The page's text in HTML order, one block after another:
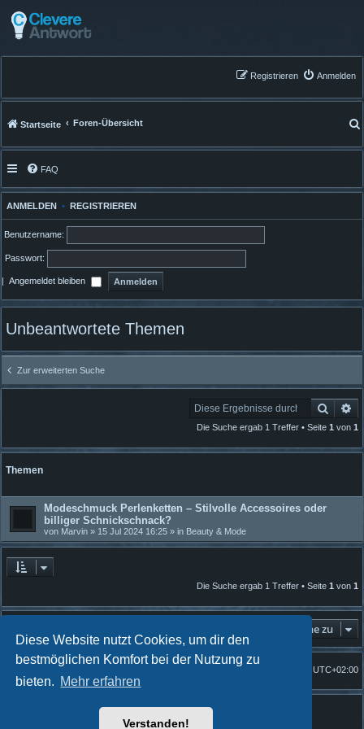
Diese Website nutzt Cookies, um dir den
bestmöglichen Komfort bei der Nutzung zu
bieten. Mehr erfahren
Verstanden!
Anmelden
Registrieren
Startseite Foren-Übersicht
FAQ
ANMELDEN • REGISTRIEREN
Benutzername:
Passwort:
| Angemeldet bleiben
Unbeantwortete Themen
Zur erweiterten Suche
Suche
Die Suche ergab 1 Treffer • Seite 1 von 1
Themen
Modeschmuck Perlenketten – Stilvolle Accessoires oder
billiger Schnickschnack?
von Marvin » 15 Jul 2024 16:25 » in Beauty & Mode
Die Suche ergab 1 Treffer • Seite 1 von 1
Gehe zu
UTC+02:00
FanFanlaTuFlippe